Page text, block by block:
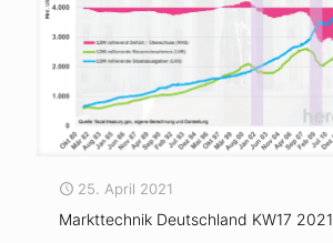
25. April 2021
Markttechnik Deutschland KW17 2021